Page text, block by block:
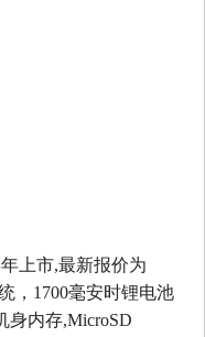
上市,最新报价为
，1700毫安时锂电池
身内存,MicroSD